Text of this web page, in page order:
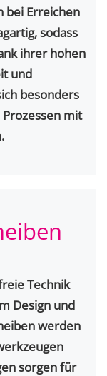
bei Erreichen
sodass
ihrer hohen
und
besonders
mit
Technik
Design und
werden
sorgen für